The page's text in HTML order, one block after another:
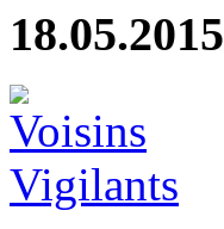
18.05.2015